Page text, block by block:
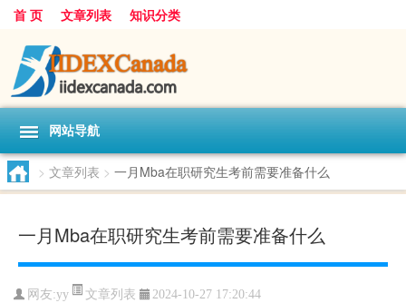
首 页 文章列表 知识分类
网站导航
> 文章列表 > 一月Mba在职研究生考前需要准备什么
一月Mba在职研究生考前需要准备什么
网友:yy 文章列表 2024-10-27 17:20:44